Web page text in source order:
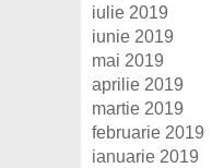
iulie 2019
iunie 2019
mai 2019
aprilie 2019
martie 2019
februarie 2019
ianuarie 2019